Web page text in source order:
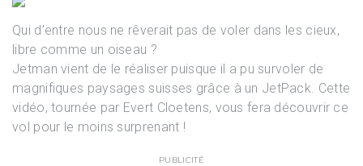
Qui d’entre nous ne rêverait pas de voler dans les cieux,
libre comme un oiseau ?
Jetman vient de le réaliser puisque il a pu survoler de
magnifiques paysages suisses grâce à un JetPack. Cette
vidéo, tournée par Evert Cloetens, vous fera découvrir ce
vol pour le moins surprenant !
PUBLICITÉ